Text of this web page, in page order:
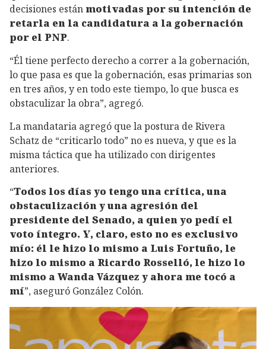
decisiones están motivadas por su intención de
retarla en la candidatura a la gobernación
por el PNP.
“Él tiene perfecto derecho a correr a la gobernación,
lo que pasa es que la gobernación, esas primarias son
en tres años, y en todo este tiempo, lo que busca es
obstaculizar la obra”, agregó.
La mandataria agregó que la postura de Rivera
Schatz de “criticarlo todo” no es nueva, y que es la
misma táctica que ha utilizado con dirigentes
anteriores.
“Todos los días yo tengo una crítica, una
obstaculización y una agresión del
presidente del Senado, a quien yo pedí el
voto íntegro. Y, claro, esto no es exclusivo
mío: él le hizo lo mismo a Luis Fortuño, le
hizo lo mismo a Ricardo Rosselló, le hizo lo
mismo a Wanda Vázquez y ahora me tocó a
mí”, aseguró González Colón.